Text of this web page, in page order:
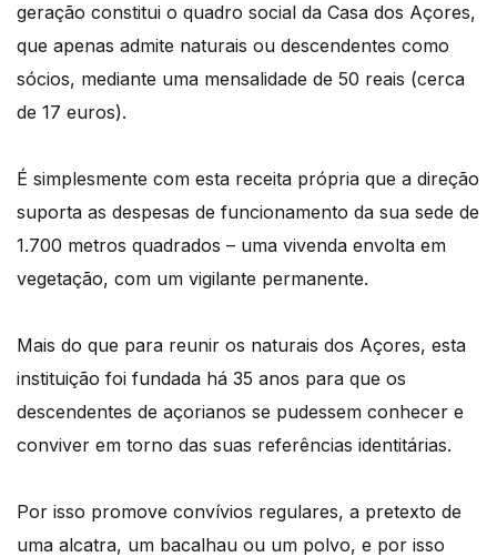
geração constitui o quadro social da Casa dos Açores,
que apenas admite naturais ou descendentes como
sócios, mediante uma mensalidade de 50 reais (cerca
de 17 euros).
É simplesmente com esta receita própria que a direção
suporta as despesas de funcionamento da sua sede de
1.700 metros quadrados – uma vivenda envolta em
vegetação, com um vigilante permanente.
Mais do que para reunir os naturais dos Açores, esta
instituição foi fundada há 35 anos para que os
descendentes de açorianos se pudessem conhecer e
conviver em torno das suas referências identitárias.
Por isso promove convívios regulares, a pretexto de
uma alcatra, um bacalhau ou um polvo, e por isso